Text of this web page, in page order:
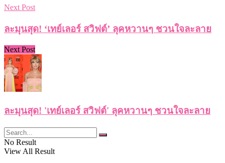
Next Post
ละมุนสุด! ‘เทย์เลอร์ สวิฟต์’ ลุคหวานๆ ชวนใจละลาย
Next Post
ละมุนสุด! 'เทย์เลอร์ สวิฟต์' ลุคหวานๆ ชวนใจละลาย
No Result
View All Result